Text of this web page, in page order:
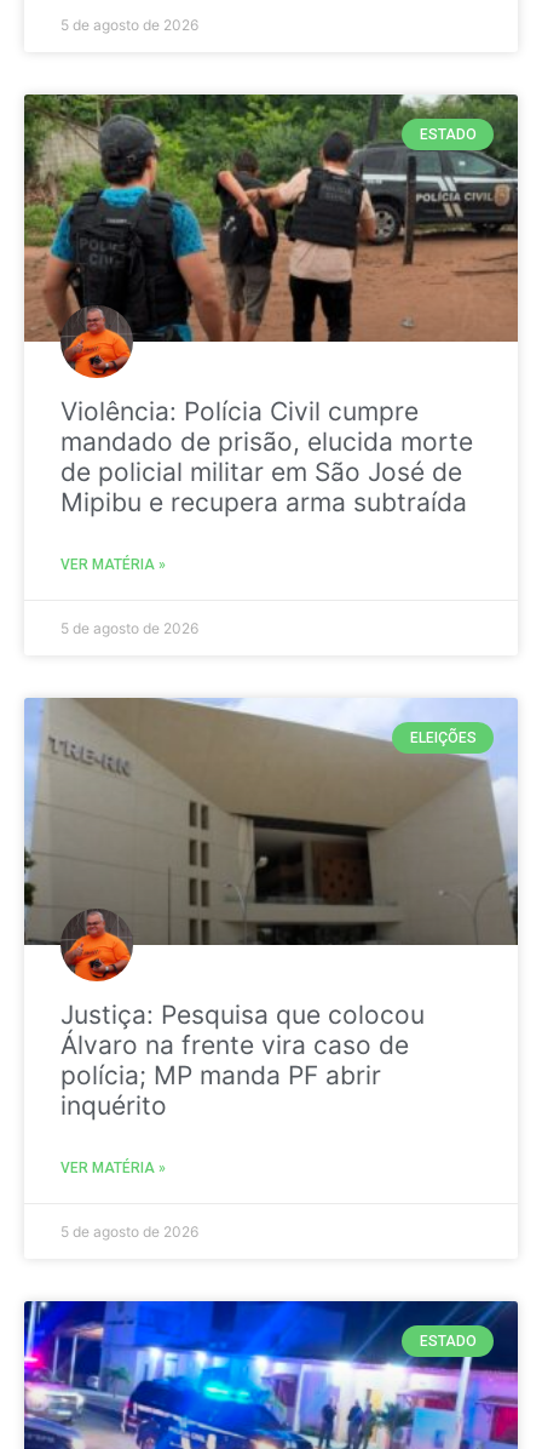
5 de agosto de 2026
ESTADO
Violência: Polícia Civil cumpre
mandado de prisão, elucida morte
de policial militar em São José de
Mipibu e recupera arma subtraída
VER MATÉRIA »
5 de agosto de 2026
ELEIÇÕES
Justiça: Pesquisa que colocou
Álvaro na frente vira caso de
polícia; MP manda PF abrir
inquérito
VER MATÉRIA »
5 de agosto de 2026
ESTADO